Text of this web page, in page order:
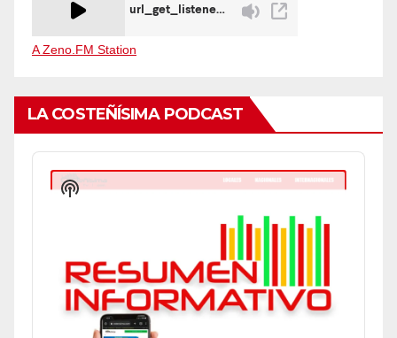
A Zeno.FM Station
LA COSTEÑÍSIMA PODCAST
Audio
Player
Show